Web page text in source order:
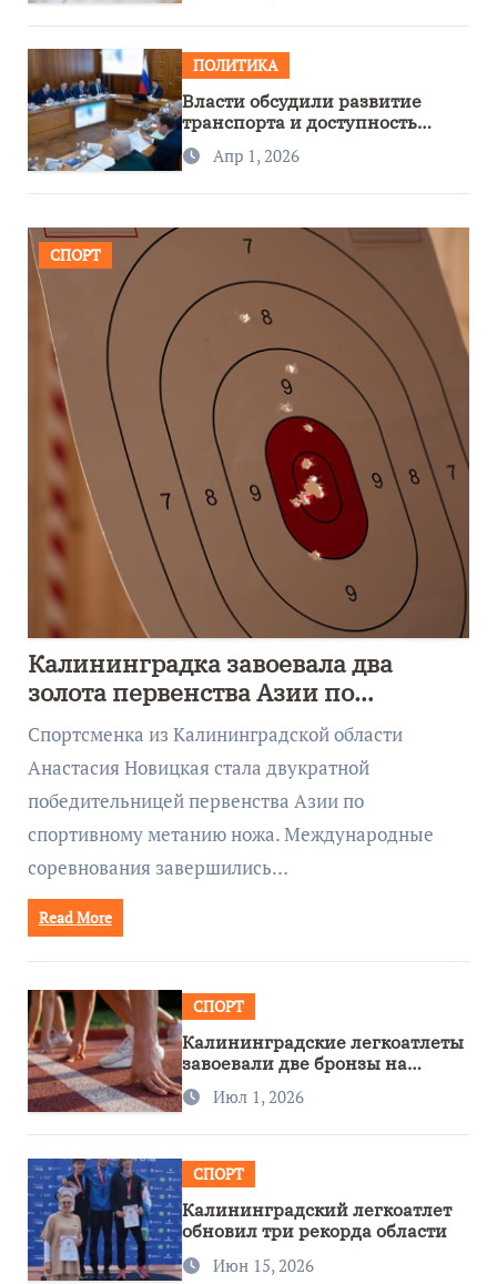
ПОЛИТИКА
Власти обсудили развитие
транспорта и доступность
региона
Апр 1, 2026
СПОРТ
Калининградка завоевала два
золота первенства Азии по
метанию ножа
Спортсменка из Калининградской области
Анастасия Новицкая стала двукратной
победительницей первенства Азии по
спортивному метанию ножа. Международные
соревнования завершились…
Read More
СПОРТ
Калининградские легкоатлеты
завоевали две бронзы на
первенстве России
Июл 1, 2026
СПОРТ
Калининградский легкоатлет
обновил три рекорда области
Июн 15, 2026